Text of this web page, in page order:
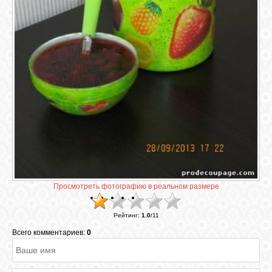
ГАЛЕРЕЯ
ШКОЛА
ДЕКУПАЖА
СВЯЗЬ
Просмотреть фотографию в реальном размере
Рейтинг: 1.0/11
Всего комментариев: 0